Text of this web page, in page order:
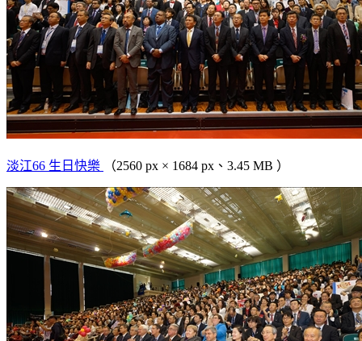
淡江66 生日快樂 （2560 px × 1684 px、3.45 MB ）